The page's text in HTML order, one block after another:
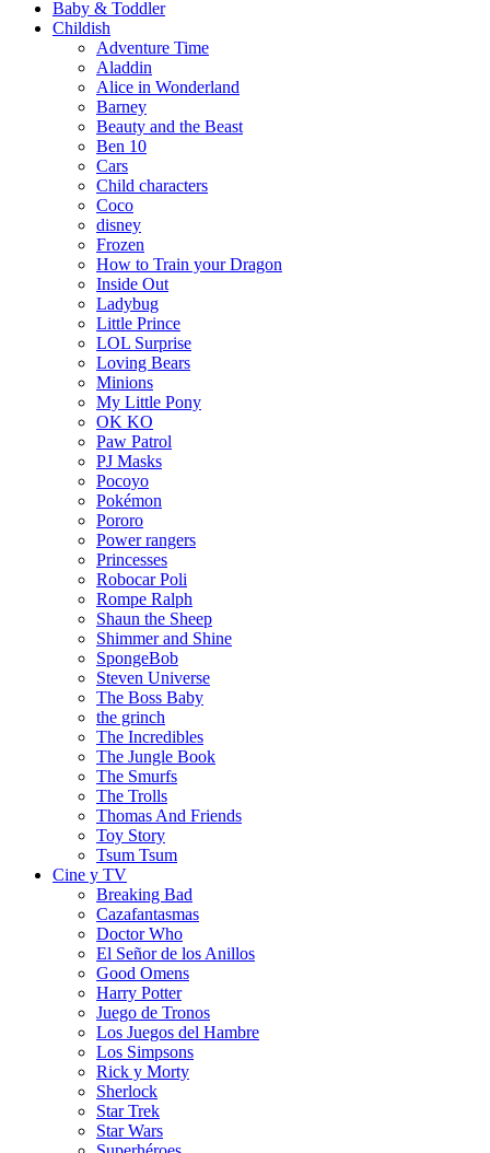
Baby & Toddler
Childish
Adventure Time
Aladdin
Alice in Wonderland
Barney
Beauty and the Beast
Ben 10
Cars
Child characters
Coco
disney
Frozen
How to Train your Dragon
Inside Out
Ladybug
Little Prince
LOL Surprise
Loving Bears
Minions
My Little Pony
OK KO
Paw Patrol
PJ Masks
Pocoyo
Pokémon
Pororo
Power rangers
Princesses
Robocar Poli
Rompe Ralph
Shaun the Sheep
Shimmer and Shine
SpongeBob
Steven Universe
The Boss Baby
the grinch
The Incredibles
The Jungle Book
The Smurfs
The Trolls
Thomas And Friends
Toy Story
Tsum Tsum
Cine y TV
Breaking Bad
Cazafantasmas
Doctor Who
El Señor de los Anillos
Good Omens
Harry Potter
Juego de Tronos
Los Juegos del Hambre
Los Simpsons
Rick y Morty
Sherlock
Star Trek
Star Wars